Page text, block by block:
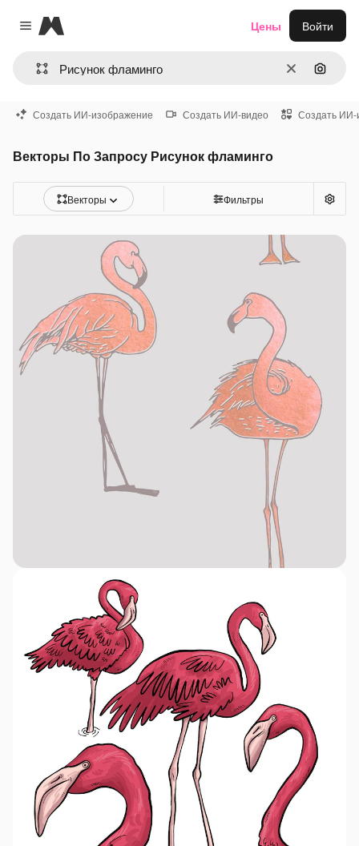
Close menu
Magnific
ОчиститьПоиск
Цены Войти
Создать ИИ-изображение Создать ИИ-видео Создать ИИ-
Векторы По Запросу Рисунок фламинго
Векторы Фильтры